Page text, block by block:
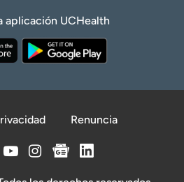
aplicación UCHealth
Renuncia